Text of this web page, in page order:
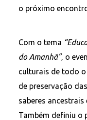
o próximo
Com o tema
do Amanhã”, o
culturais de todo
de preservação
saberes
Também definiu o